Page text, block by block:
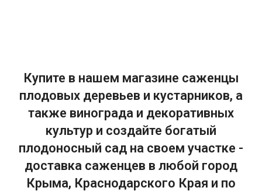
Купите в нашем магазине саженцы
плодовых деревьев и кустарников, а
также винограда и декоративных
культур и создайте богатый
плодоносный сад на своем участке -
доставка саженцев в любой город
Крыма, Краснодарского Края и по